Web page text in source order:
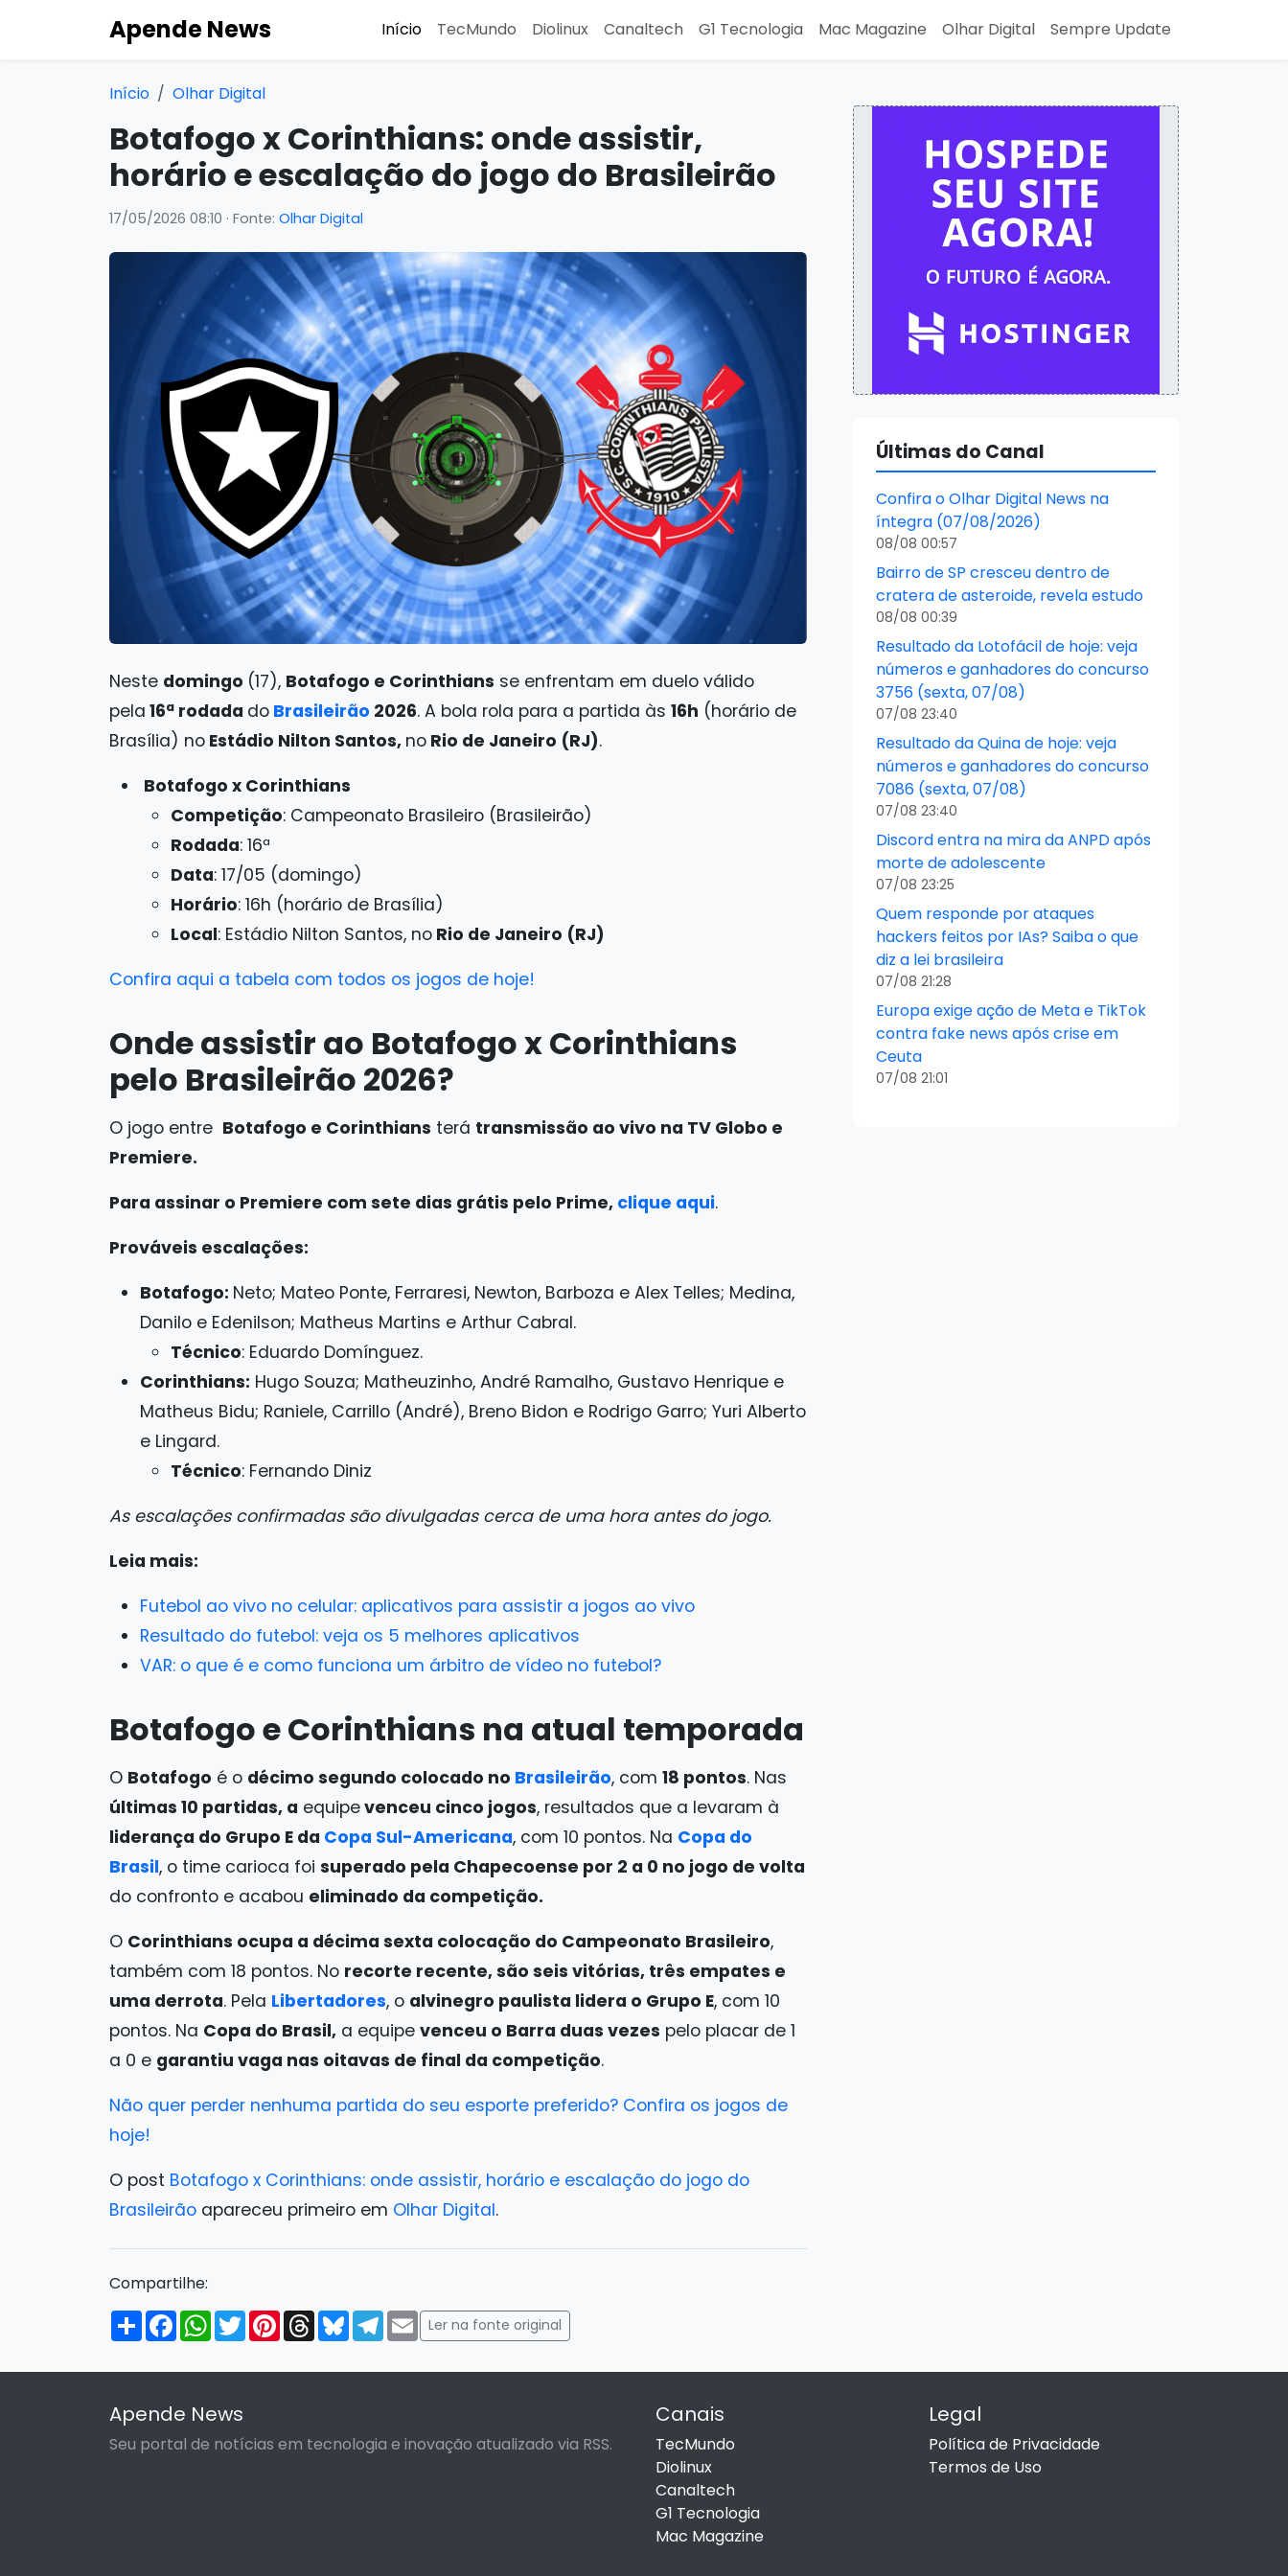
Apende News Início TecMundo Diolinux Canaltech G1 Tecnologia Mac Magazine Olhar Digital Sempre Update
Início Olhar Digital
Botafogo x Corinthians: onde assistir,
horário e escalação do jogo do Brasileirão
17/05/2026 08:10 · Fonte: Olhar Digital
Neste domingo (17), Botafogo e Corinthians se enfrentam em duelo válido
pela 16ª rodada do Brasileirão 2026. A bola rola para a partida às 16h (horário de
Brasília) no Estádio Nilton Santos, no Rio de Janeiro (RJ).
Botafogo x Corinthians
Competição: Campeonato Brasileiro (Brasileirão)
Rodada: 16ª
Data: 17/05 (domingo)
Horário: 16h (horário de Brasília)
Local: Estádio Nilton Santos, no Rio de Janeiro (RJ)
Confira aqui a tabela com todos os jogos de hoje!
Onde assistir ao Botafogo x Corinthians
pelo Brasileirão 2026?
O jogo entre Botafogo e Corinthians terá transmissão ao vivo na TV Globo e
Premiere.
Para assinar o Premiere com sete dias grátis pelo Prime, clique aqui.
Prováveis escalações:
Botafogo: Neto; Mateo Ponte, Ferraresi, Newton, Barboza e Alex Telles; Medina,
Danilo e Edenilson; Matheus Martins e Arthur Cabral.
Técnico: Eduardo Domínguez.
Corinthians: Hugo Souza; Matheuzinho, André Ramalho, Gustavo Henrique e
Matheus Bidu; Raniele, Carrillo (André), Breno Bidon e Rodrigo Garro; Yuri Alberto
e Lingard.
Técnico: Fernando Diniz
As escalações confirmadas são divulgadas cerca de uma hora antes do jogo.
Leia mais:
Futebol ao vivo no celular: aplicativos para assistir a jogos ao vivo
Resultado do futebol: veja os 5 melhores aplicativos
VAR: o que é e como funciona um árbitro de vídeo no futebol?
Botafogo e Corinthians na atual temporada
O Botafogo é o décimo segundo colocado no Brasileirão, com 18 pontos. Nas
últimas 10 partidas, a equipevenceu cinco jogos, resultados que a levaram à
liderança do Grupo E da Copa Sul-Americana, com 10 pontos. Na Copa do
Brasil, o time carioca foi superado pela Chapecoense por 2 a 0 no jogo de volta
do confronto e acabou eliminado da competição.
O Corinthians ocupa a décima sexta colocação do Campeonato Brasileiro,
também com 18 pontos. No recorte recente, são seis vitórias, três empates e
uma derrota. Pela Libertadores, o alvinegro paulista lidera o Grupo E, com 10
pontos. Na Copa do Brasil, a equipe venceu o Barra duas vezes pelo placar de 1
a 0 e garantiu vaga nas oitavas de final da competição.
Não quer perder nenhuma partida do seu esporte preferido? Confira os jogos de
hoje!
O post Botafogo x Corinthians: onde assistir, horário e escalação do jogo do
Brasileirão apareceu primeiro em Olhar Digital.
Compartilhe:
Compartilhar
FacebookWhatsApp
TwitterPinterestThreadsBlueskyTelegram
Email
Ler na fonte original
Últimas do Canal
Confira o Olhar Digital News na
íntegra (07/08/2026)
08/08 00:57
Bairro de SP cresceu dentro de
cratera de asteroide, revela estudo
08/08 00:39
Resultado da Lotofácil de hoje: veja
números e ganhadores do concurso
3756 (sexta, 07/08)
07/08 23:40
Resultado da Quina de hoje: veja
números e ganhadores do concurso
7086 (sexta, 07/08)
07/08 23:40
Discord entra na mira da ANPD após
morte de adolescente
07/08 23:25
Quem responde por ataques
hackers feitos por IAs? Saiba o que
diz a lei brasileira
07/08 21:28
Europa exige ação de Meta e TikTok
contra fake news após crise em
Ceuta
07/08 21:01
Apende News
Seu portal de notícias em tecnologia e inovação atualizado via RSS.
Canais
TecMundo
Diolinux
Canaltech
G1 Tecnologia
Mac Magazine
Legal
Política de Privacidade
Termos de Uso